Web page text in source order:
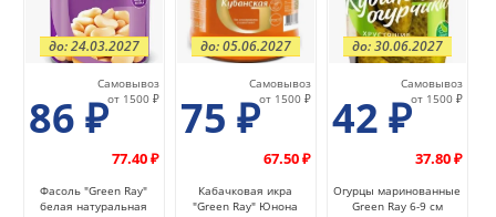
86 ₽
Самовывоз
от 1500 ₽
77.40 ₽
Фасоль "Green Ray"
белая натуральная
до: 24.03.2027
75 ₽
Самовывоз
от 1500 ₽
67.50 ₽
Кабачковая икра
"Green Ray" Юнона
до: 05.06.2027
42 ₽
Самовывоз
от 1500 ₽
37.80 ₽
Огурцы маринованные
Green Ray 6-9 см
до: 30.06.2027